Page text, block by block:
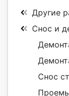
Другие
Снос и
Снос